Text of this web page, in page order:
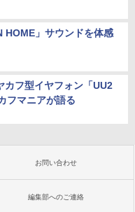
HOME」サウンドを体感
カフ型イヤフォン「UU2
フマニアが語る
お問い合わせ
編集部へのご連絡